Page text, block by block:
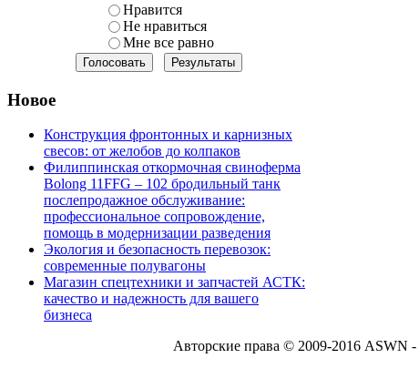
Нравится
Не нравиться
Мне все равно
Новое
Конструкция фронтонных и карнизных
свесов: от желобов до колпаков
Филиппинская откормочная свиноферма
Bolong 11FFG – 102 бродильный танк
послепродажное обслуживание:
профессиональное сопровождение,
помощь в модернизации разведения
Экология и безопасность перевозок:
современные полувагоны
Магазин спецтехники и запчастей АСТК:
качество и надежность для вашего
бизнеса
Авторские права © 2009-2016 ASWN -